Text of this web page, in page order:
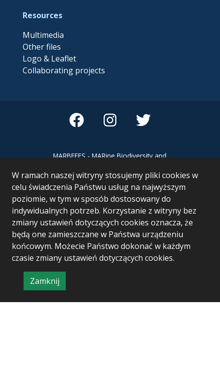
W ramach naszej witryny stosujemy pliki cookies w
celu świadczenia Państwu usług na najwyższym
poziomie, w tym w sposób dostosowany do
indywidualnych potrzeb. Korzystanie z witryny bez
zmiany ustawień dotyczących cookies oznacza, że
będą one zamieszczane w Państwa urządzeniu
końcowym. Możecie Państwo dokonać w każdym
czasie zmiany ustawień dotyczących cookies.
Zamknij
informację
o
Resources
Multimedia
Other files
Logo & Leaflet
Collaborating projects
MARBEFES - MARine Biodiversity and
Ecosystem Services MARBEFES project
has received funding from the European
Union’s Horizon Europe research and
innovation programme under Grant
Agreement no 101060937
Project & realization: